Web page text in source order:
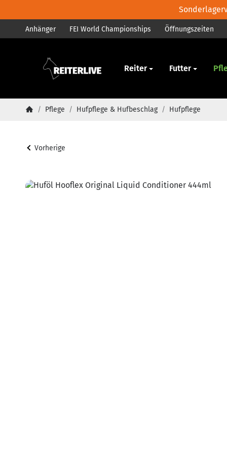
Anhänger FEI World Championships Öffnungszeiten
Pferd Reiter Futter
/ Pflege / Hufpflege & Hufbeschlag / Hufpflege
Vorherige